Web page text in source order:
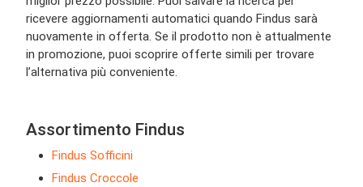
ricevere aggiornamenti automatici quando Findus sarà
nuovamente in offerta. Se il prodotto non è attualmente
in promozione, puoi scoprire offerte simili per trovare
l’alternativa più conveniente.
Assortimento Findus
Findus Sofficini
Findus Croccole